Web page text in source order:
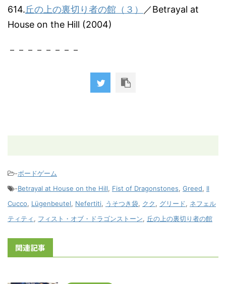
614.丘の上の裏切り者の館（３）
／Betrayal at
House on the Hill (2004)
－－－－－－－－
-ボードゲーム
-Betrayal at House on the Hill, Fist of Dragonstones, Greed, Il
Cucco, Lügenbeutel, Nefertiti, うそつき袋, クク, グリード, ネフェル
ティティ, フィスト・オブ・ドラゴンストーン, 丘の上の裏切り者の館
関連記事